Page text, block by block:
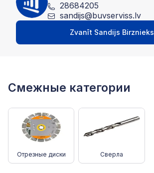
28684205
sandijs@buvserviss.lv
Zvanīt Sandijs Birznieks
Смежные категории
Отрезные диски Сверла